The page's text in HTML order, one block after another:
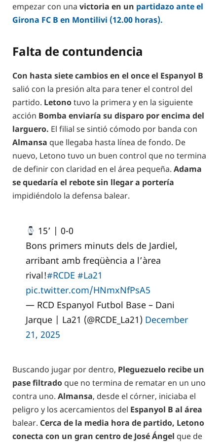
empezar con una victoria en un partidazo ante el
Girona FC B en Montilivi (12.00 horas).
Falta de contundencia
Con hasta siete cambios en el once el Espanyol B
salió con la presión alta para tener el control del
partido. Letonotuvo la primera y en la siguiente
acción Bomba enviaría su disparo por encima del
larguero. El filial se sintió cómodo por banda con
Almansa que llegaba hasta línea de fondo. De
nuevo, Letono tuvo un buen control que no termina
de definir con claridad en el área pequeña. Adama
se quedaría el rebote sin llegar a portería
impidiéndolo la defensa balear.
15’ | 0-0
Bons primers minuts dels de Jardiel,
arribant amb freqüència a l’àrea
rival!#RCDE #La21
pic.twitter.com/HNmxNfPsA5
— RCD Espanyol Futbol Base – Dani
Jarque | La21 (@RCDE_La21) December
21, 2025
Buscando jugar por dentro, Pleguezuelo recibe un
pase filtrado que no termina de rematar en un uno
contra uno. Almansa, desde el córner, iniciaba el
peligro y los acercamientos del Espanyol B al área
balear. Cerca de la media hora de partido, Letono
conecta con un gran centro de José Ángel que de